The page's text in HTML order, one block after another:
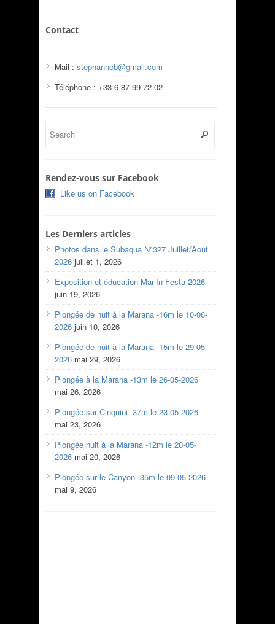
Contact
Mail : stephanncb@gmail.com
Téléphone : +33 6 87 99 72 02
Rendez-vous sur Facebook
Like us on Facebook
Les Derniers articles
Photos dans le Subaqua N°327 Juillet/Aout
2026 juillet 1, 2026
Exposition et éducation Mar’In Festa 2026
juin 19, 2026
Plongée de nuit à la Marana -16m le 10-06-
2026 juin 10, 2026
Plongée de nuit à la Marana -15m le 29-05-
2026 mai 29, 2026
Plongée à la Marana -13m le 26-05-2026
mai 26, 2026
Plongée sur Cinquini -37m le 23-05-2026
mai 23, 2026
Plongée nuit à la Marana -12m le 20-05-
2026 mai 20, 2026
Plongée sur le Canyon -35m le 09-05-2026
mai 9, 2026